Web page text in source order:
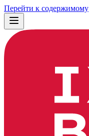
Перейти к содержимому